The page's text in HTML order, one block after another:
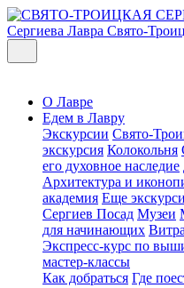
Сергиева Лавра Свято-
О Лавре
Едем в Лавру
Экскурсии Свято-
экскурсия Колокольня
его духовное наследие
Архитектура и
академия Еще
Сергиев Посад Музеи
для начинающих
Экспресс-курс по
мастер-классы
Как добраться Где